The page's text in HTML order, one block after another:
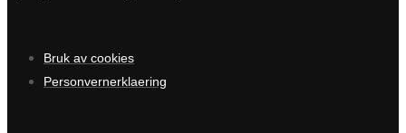
Bruk av cookies
Personvernerklaering